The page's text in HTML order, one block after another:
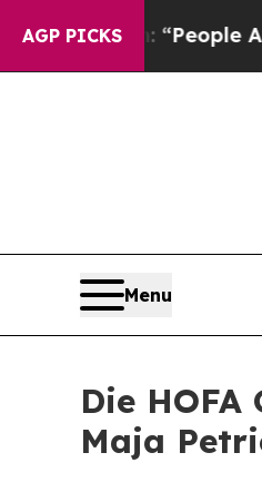
AGP PICKS
Win: “People Are
Menu
Die
Maja